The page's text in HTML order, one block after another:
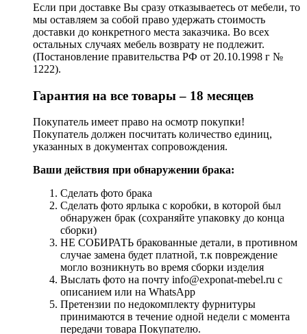
Если при доставке Вы сразу отказываетесь от мебели, то
мы оставляем за собой право удержать стоимость
доставки до конкретного места заказчика. Во всех
остальных случаях мебель возврату не подлежит.
(Постановление правительства РФ от 20.10.1998 г №
1222).
Гарантия на все товары – 18 месяцев
Покупатель имеет право на осмотр покупки!
Покупатель должен посчитать количество единиц,
указанных в документах сопровождения.
Ваши действия при обнаружении брака:
Сделать фото брака
Сделать фото ярлыка с коробки, в которой был
обнаружен брак (сохраняйте упаковку до конца
сборки)
НЕ СОБИРАТЬ бракованные детали, в противном
случае замена будет платной, т.к повреждение
могло возникнуть во время сборки изделия
Выслать фото на почту info@exponat-mebel.ru с
описанием или на WhatsApp
Претензии по недокомплекту фурнитуры
принимаются в течение одной недели с момента
передачи товара Покупателю.